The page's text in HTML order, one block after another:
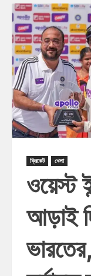
ক্রিকেট খেলা
ওয়েস্ট
আড়াই